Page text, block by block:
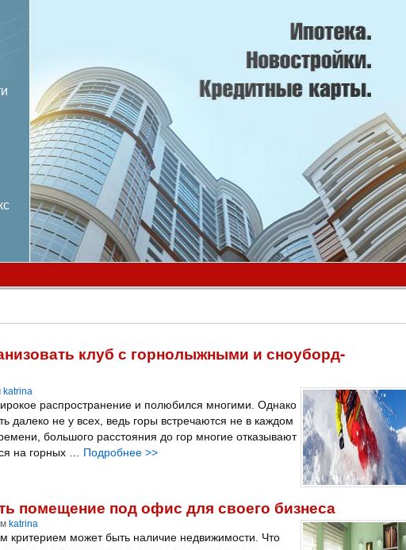
клуб с горнолыжными и сноуборд-
katrina
распространение и полюбился многими. Однако
далеко не у всех, ведь горы встречаются не в каждом
большого расстояния до гор многие отказывают
на горных … Подробнее >>
помещение под офис для своего бизнеса
katrina
критерием может быть наличие недвижимости. Что